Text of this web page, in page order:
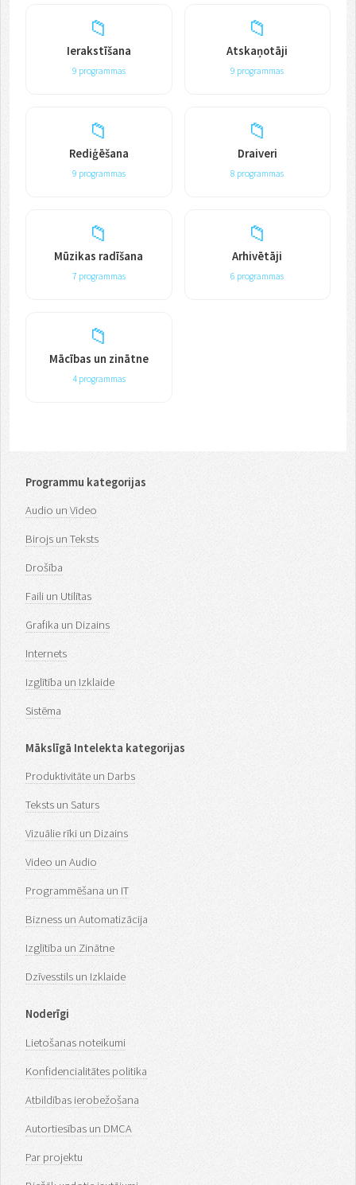
📁
Ierakstīšana
9 programmas
📁
Atskaņotāji
9 programmas
📁
Rediģēšana
9 programmas
📁
Draiveri
8 programmas
📁
Mūzikas radīšana
7 programmas
📁
Arhivētāji
6 programmas
📁
Mācības un zinātne
4 programmas
Programmu kategorijas
Audio un Video
Birojs un Teksts
Drošība
Faili un Utilītas
Grafika un Dizains
Internets
Izglītība un Izklaide
Sistēma
Mākslīgā Intelekta kategorijas
Produktivitāte un Darbs
Teksts un Saturs
Vizuālie rīki un Dizains
Video un Audio
Programmēšana un IT
Bizness un Automatizācija
Izglītība un Zinātne
Dzīvesstils un Izklaide
Noderīgi
Lietošanas noteikumi
Konfidencialitātes politika
Atbildības ierobežošana
Autortiesības un DMCA
Par projektu